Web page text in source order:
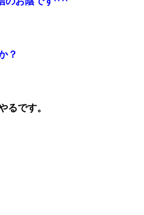
？
るです。